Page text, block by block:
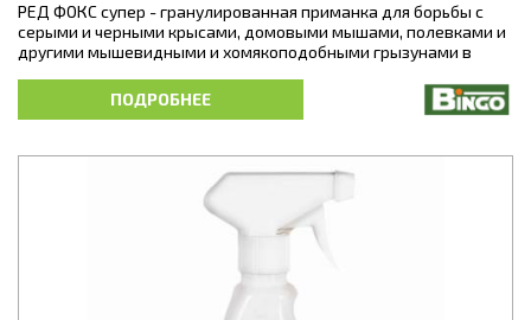
РЕД ФОКС супер - гранулированная приманка для борьбы с
серыми и черными крысами, домовыми мышами, полевками и
другими мышевидными и хомякоподобными грызунами в
для полного уничтожения популяций грызунов и для
профилактики их
ПОДРОБНЕЕ